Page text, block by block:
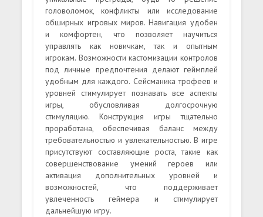
головоломок, конфликты или исследование
обширных игровых миров. Навигация удобен
и комфортен, что позволяет научиться
управлять как новичкам, так и опытным
игрокам. Возможности кастомизации контролов
под личные предпочтения делают геймплей
удобным для каждого. Сейсманика трофеев и
уровней стимулирует познавать все аспекты
игры, обусловливая долгосрочную
стимуляцию. Конструкция игры тщательно
проработана, обеспечивая баланс между
требовательностью и увлекательностью. В игре
присутствуют составляющие роста, такие как
совершенствование умений героев или
активация дополнительных уровней и
возможностей, что поддерживает
увлеченность геймера и стимулирует
дальнейшую игру.